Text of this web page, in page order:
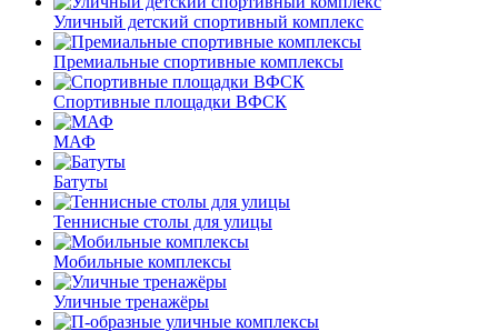
Уличный детский спортивный комплекс
Премиальные спортивные комплексы
Спортивные площадки ВФСК
МАФ
Батуты
Теннисные столы для улицы
Мобильные комплексы
Уличные тренажёры